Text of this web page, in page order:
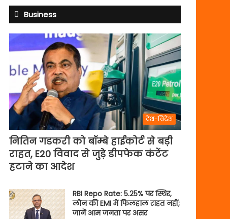
Business
देश-विदेश
नितिन गडकरी को बॉम्बे हाईकोर्ट से बड़ी
राहत, E20 विवाद से जुड़े डीपफेक कंटेंट
हटाने का आदेश
RBI Repo Rate: 5.25% पर स्थिर,
लोन की EMI में फिलहाल राहत नहीं;
जानें आम जनता पर असर